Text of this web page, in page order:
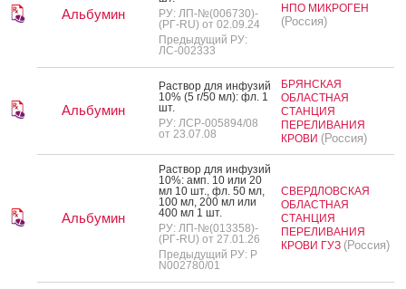
Альбумин
РУ: ЛП-№(006730)-
(РГ-RU) от 02.09.24
Предыдущий РУ:
ЛС-002333
НПО МИКРОГЕН
(Россия)
Альбумин
Рас­твор для ин­фу­зий
10% (5 г/50 мл): фл. 1
шт.
РУ: ЛСР-005894/08
от 23.07.08
БРЯНСКАЯ
ОБЛАСТНАЯ
СТАНЦИЯ
ПЕРЕЛИВАНИЯ
КРОВИ (Россия)
Альбумин
Рас­твор для ин­фу­зий
10%: амп. 10 или 20
мл 10 шт., фл. 50 мл,
100 мл, 200 мл или
400 мл 1 шт.
РУ: ЛП-№(013358)-
(РГ-RU) от 27.01.26
Предыдущий РУ: Р
N002780/01
СВЕРДЛОВСКАЯ
ОБЛАСТНАЯ
СТАНЦИЯ
ПЕРЕЛИВАНИЯ
КРОВИ ГУЗ (Россия)